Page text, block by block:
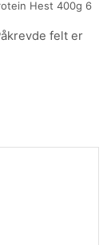
Hest 400g 6
felt er